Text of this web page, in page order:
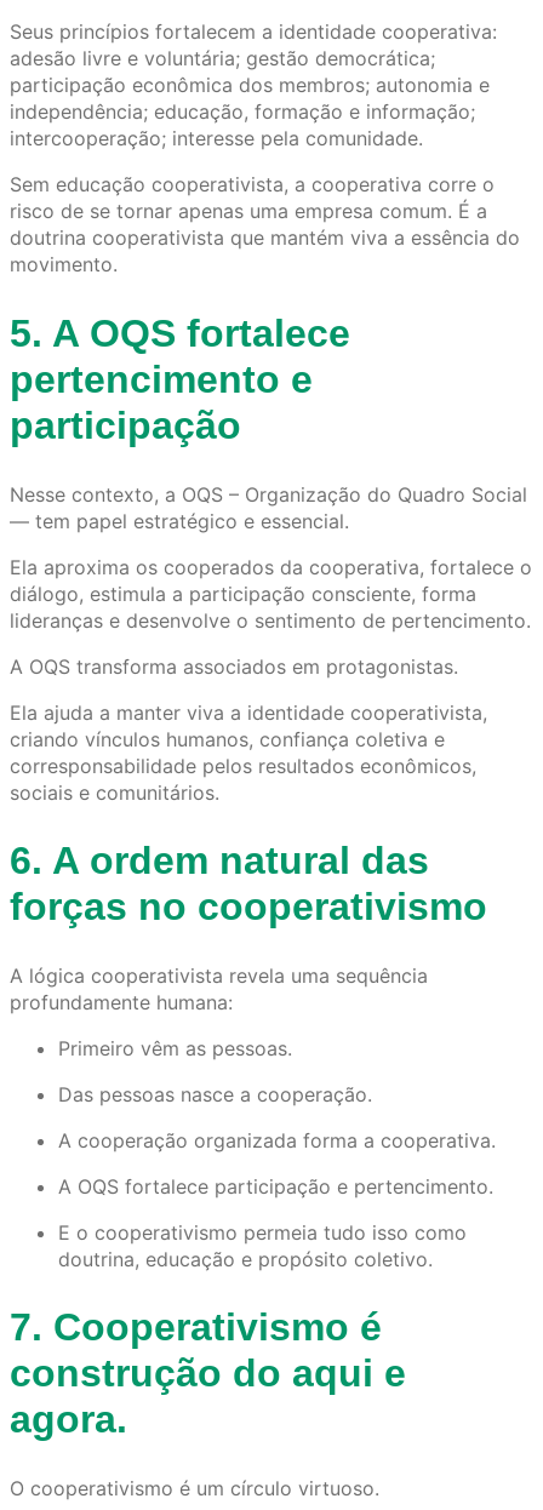
Seus princípios fortalecem a identidade cooperativa:
adesão livre e voluntária; gestão democrática;
participação econômica dos membros; autonomia e
independência; educação, formação e informação;
intercooperação; interesse pela comunidade.
Sem educação cooperativista, a cooperativa corre o
risco de se tornar apenas uma empresa comum. É a
doutrina cooperativista que mantém viva a essência do
movimento.
5. A OQS fortalece
pertencimento e
participação
Nesse contexto, a OQS – Organização do Quadro Social
— tem papel estratégico e essencial.
Ela aproxima os cooperados da cooperativa, fortalece o
diálogo, estimula a participação consciente, forma
lideranças e desenvolve o sentimento de pertencimento.
A OQS transforma associados em protagonistas.
Ela ajuda a manter viva a identidade cooperativista,
criando vínculos humanos, confiança coletiva e
corresponsabilidade pelos resultados econômicos,
sociais e comunitários.
6. A ordem natural das
forças no cooperativismo
A lógica cooperativista revela uma sequência
profundamente humana:
Primeiro vêm as pessoas.
Das pessoas nasce a cooperação.
A cooperação organizada forma a cooperativa.
A OQS fortalece participação e pertencimento.
E o cooperativismo permeia tudo isso como
doutrina, educação e propósito coletivo.
7. Cooperativismo é
construção do aqui e
agora.
O cooperativismo é um círculo virtuoso.